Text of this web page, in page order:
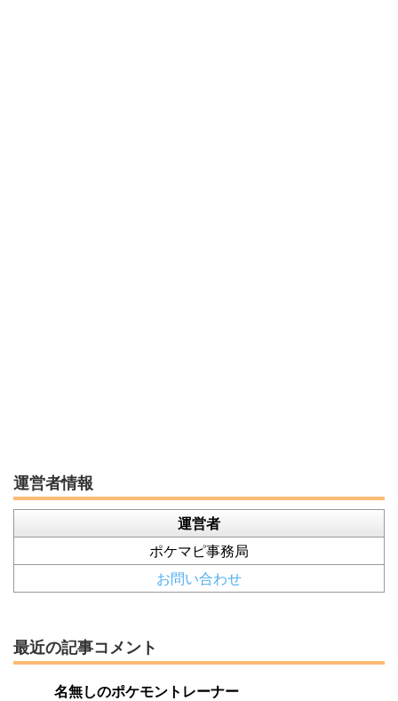
運営者情報
運営者
ポケマピ事務局
お問い合わせ
最近の記事コメント
名無しのポケモントレーナー